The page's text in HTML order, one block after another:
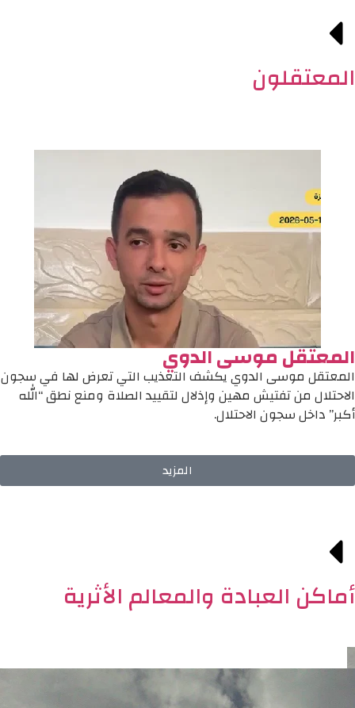
المعتقلون
المعتقل موسى الدوي
المعتقل موسى الدوي يكشف التعذيب التي تعرض لها في سجون
الاحتلال من تفتيش مهين وإذلال لتقييد الصلاة ومنع نطق “الله
أكبر” داخل سجون الاحتلال.
المزيد
أماكن العبادة والمعالم الأثرية